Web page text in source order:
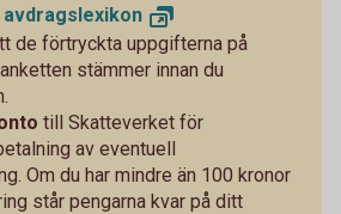
avdragslexikon
de förtryckta uppgifterna på
stämmer innan du
till Skatteverket för
av eventuell
Om du har mindre än 100 kronor
står pengarna kvar på ditt